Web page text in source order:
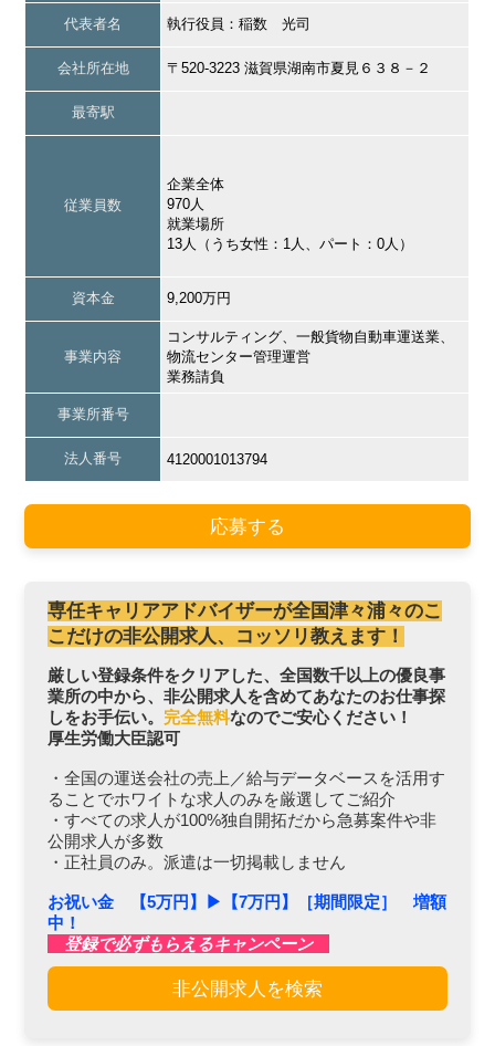
代表者名 執行役員：稲数 光司
会社所在地 〒520-3223 滋賀県湖南市夏見６３８－２
最寄駅
従業員数
企業全体
970人
就業場所
13人（うち女性：1人、パート：0人）
資本金 9,200万円
事業内容
コンサルティング、一般貨物自動車運送業、
物流センター管理運営
業務請負
事業所番号
法人番号 4120001013794
応募する
専任キャリアアドバイザーが全国津々浦々のこ
こだけの非公開求人、コッソリ教えます！
厳しい登録条件をクリアした、全国数千以上の優良事
業所の中から、非公開求人を含めてあなたのお仕事探
しをお手伝い。 完全無料なのでご安心ください！
厚生労働大臣認可
・全国の運送会社の売上／給与データベースを活用す
ることでホワイトな求人のみを厳選してご紹介
・すべての求人が100%独自開拓だから急募案件や非
公開求人が多数
・正社員のみ。派遣は一切掲載しません
お祝い金 【5万円】▶︎【7万円】［期間限定］ 増額
中！
登録で必ずもらえるキャンペーン
非公開求人を検索